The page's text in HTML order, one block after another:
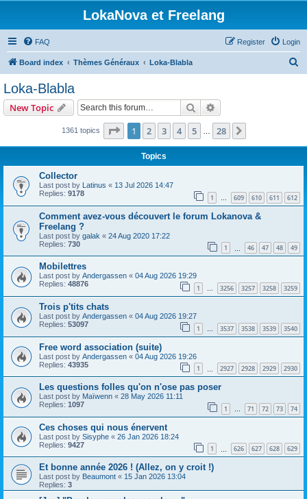
LokaNova et Freelang
FAQ Login
Register
Board index Thèmes Généraux Loka-Blabla
Loka-Blabla
New Topic Search
1361 topics Page 1of 28
1 2 3 4 5 28
Topics
Collector
Last post by Latinus « 13 Jul 2026 14:47
Replies: 9178 1 … 609 610 611 612
Comment avez-vous découvert le forum Lokanova &
Freelang ?
Last post by galak « 24 Aug 2020 17:22
Replies: 730 1 46 47 48 49
Mobilettres
Last post by Andergassen « 04 Aug 2026 19:29
Replies: 48876 1 … 3256 3257 3258 3259
Trois p'tits chats
Last post by Andergassen « 04 Aug 2026 19:27
Replies: 53097 1 … 3537 3538 3539 3540
Free word association (suite)
Last post by Andergassen « 04 Aug 2026 19:26
Replies: 43935 1 2927 2928 2929 2930
Les questions folles qu'on n'ose pas poser
Last post by Maïwenn « 28 May 2026 11:11
Replies: 1097 1 … 71 72 73 74
Ces choses qui nous énervent
Last post by Sisyphe « 26 Jan 2026 18:24
Replies: 9427 1 626 627 628 629
Et bonne année 2026 ! (Allez, on y croit !)
Last post by Beaumont « 15 Jan 2026 13:04
Replies: 3